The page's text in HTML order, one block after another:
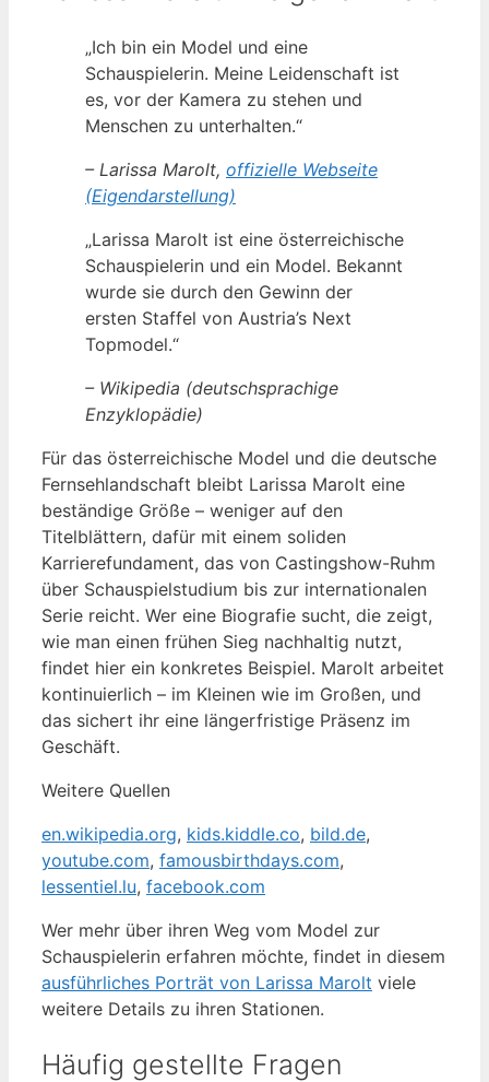
„Ich bin ein Model und eine
Schauspielerin. Meine Leidenschaft ist
es, vor der Kamera zu stehen und
Menschen zu unterhalten.“
– Larissa Marolt, offizielle Webseite
(Eigendarstellung)
„Larissa Marolt ist eine österreichische
Schauspielerin und ein Model. Bekannt
wurde sie durch den Gewinn der
ersten Staffel von Austria’s Next
Topmodel.“
– Wikipedia (deutschsprachige
Enzyklopädie)
Für das österreichische Model und die deutsche
Fernsehlandschaft bleibt Larissa Marolt eine
beständige Größe – weniger auf den
Titelblättern, dafür mit einem soliden
Karrierefundament, das von Castingshow-Ruhm
über Schauspielstudium bis zur internationalen
Serie reicht. Wer eine Biografie sucht, die zeigt,
wie man einen frühen Sieg nachhaltig nutzt,
findet hier ein konkretes Beispiel. Marolt arbeitet
kontinuierlich – im Kleinen wie im Großen, und
das sichert ihr eine längerfristige Präsenz im
Geschäft.
Weitere Quellen
en.wikipedia.org, kids.kiddle.co, bild.de,
youtube.com, famousbirthdays.com,
lessentiel.lu, facebook.com
Wer mehr über ihren Weg vom Model zur
Schauspielerin erfahren möchte, findet in diesem
ausführliches Porträt von Larissa Marolt viele
weitere Details zu ihren Stationen.
Häufig gestellte Fragen